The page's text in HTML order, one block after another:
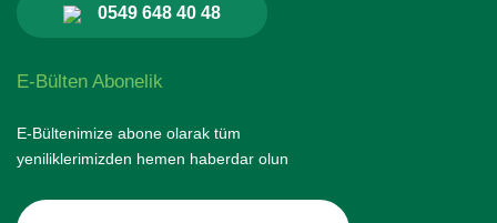
0549 648 40 48
E-Bülten Abonelik
E-Bültenimize abone olarak tüm
yeniliklerimizden hemen haberdar olun